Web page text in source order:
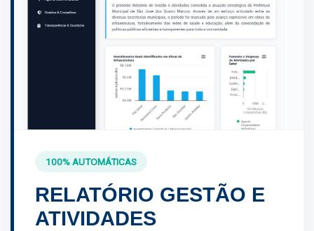
100% AUTOMÁTICAS
RELATÓRIO GESTÃO E
ATIVIDADES